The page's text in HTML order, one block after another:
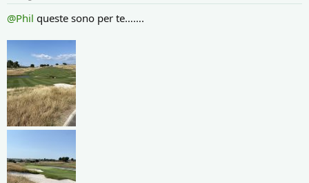
:
@Phil queste sono per te…….